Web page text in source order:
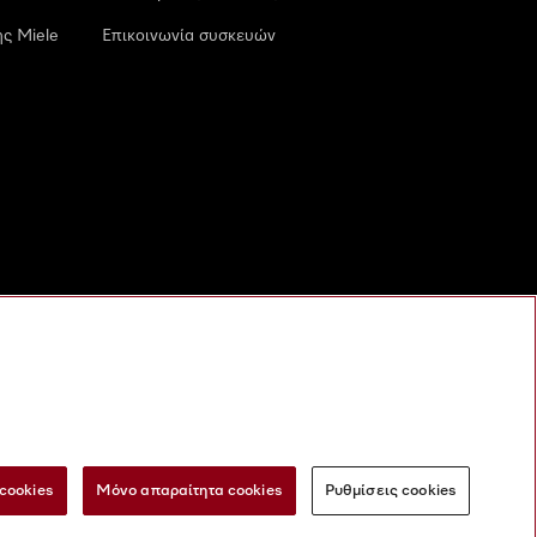
Miele Επικοινωνία συσκευών
ψηφιακές υπηρεσίες Φόρμα Υπαναχώρησης
Μόνο απαραίτητα cookies Ρυθμίσεις cookies